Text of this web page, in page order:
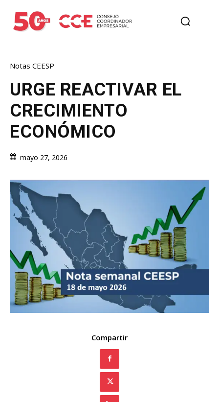
Notas CEESP
URGE REACTIVAR EL
CRECIMIENTO
ECONÓMICO
mayo 27, 2026
Compartir